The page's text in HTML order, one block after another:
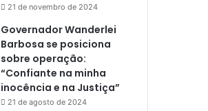
21 de novembro de 2024
Governador Wanderlei
Barbosa se posiciona
sobre operação:
“Confiante na minha
inocência e na Justiça”
21 de agosto de 2024